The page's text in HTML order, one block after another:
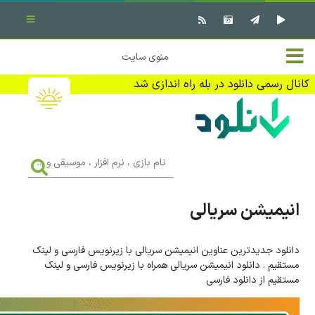
خانه
تماس با ما
تبلیغات
منوی سایت
کانال رسمی دانلود در بله راه اندازی شد
✖ بستن منو
نرم افزار کامپیوتر
بازی کامپیوتر
کتاب
وبلاگ
جهت دریافت آخرین اخبار و اطلاعات ما را در کانال رسمی دانلود در
بله دنبال کنید (ورود)
بازی
،
انیمیشن سریالی
دانلود جدیدترین عناوین انیمیشن سریالی با زیرنویس فارسی و لینک
مستقیم . دانلود انیمیشن سریالی همراه با زیرنویس فارسی و لینک
مستقیم از دانلود فارسی